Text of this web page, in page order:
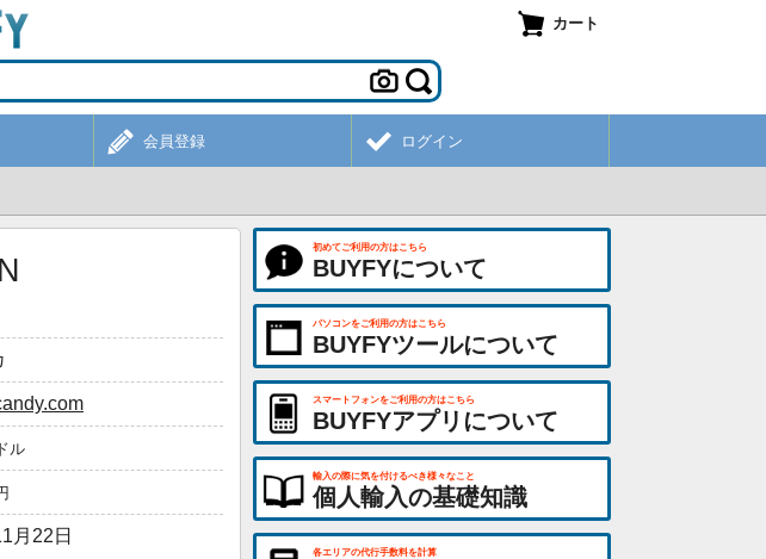
カート
会員登録 ログイン
ドル
月22日
初めてご利用の方はこちら
BUYFYについて
パソコンをご利用の方はこちら
BUYFYツールについて
スマートフォンをご利用の方はこちら
BUYFYアプリについて
輸入の際に気を付けるべき様々なこと
個人輸入の基礎知識
各エリアの代行手数料を計算